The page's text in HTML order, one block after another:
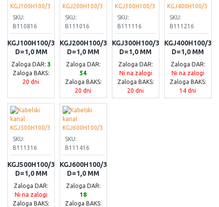
SKU:
B110816
KGJ100H100/3
D=1,0 MM
Zaloga DAR: 3
Zaloga BAKS:
20 dni
SKU:
B111016
KGJ200H100/3
D=1,0 MM
Zaloga DAR:
54
Zaloga BAKS:
20 dni
SKU:
B111116
KGJ300H100/3
D=1,0 MM
Zaloga DAR:
Ni na zalogi
Zaloga BAKS:
20 dni
SKU:
B111216
KGJ400H100/3
D=1,0 MM
Zaloga DAR:
Ni na zalogi
Zaloga BAKS:
14 dni
SKU:
B111316
KGJ500H100/3
D=1,0 MM
Zaloga DAR:
Ni na zalogi
Zaloga BAKS:
SKU:
B111416
KGJ600H100/3
D=1,0 MM
Zaloga DAR:
18
Zaloga BAKS: